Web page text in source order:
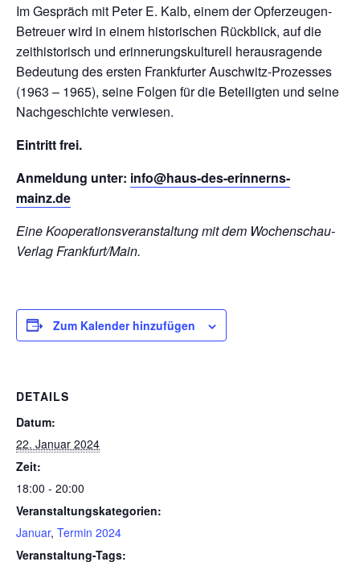
Im Gespräch mit Peter E. Kalb, einem der Opferzeugen-
Betreuer wird in einem historischen Rückblick, auf die
zeithistorisch und erinnerungskulturell herausragende
Bedeutung des ersten Frankfurter Auschwitz-Prozesses
(1963 – 1965), seine Folgen für die Beteiligten und seine
Nachgeschichte verwiesen.
Eintritt frei.
Anmeldung unter: info@haus-des-erinnerns-
mainz.de
Eine Kooperationsveranstaltung mit dem Wochenschau-
Verlag Frankfurt/Main.
Zum Kalender hinzufügen
DETAILS
Datum:
22. Januar 2024
Zeit:
18:00 - 20:00
Veranstaltungskategorien:
Januar, Termin 2024
Veranstaltung-Tags: